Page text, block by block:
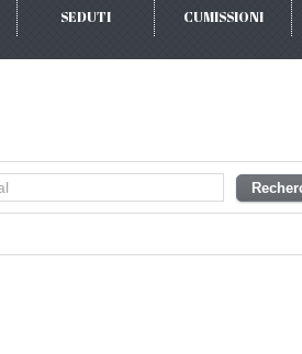
SEDUTI CUMISSIONI